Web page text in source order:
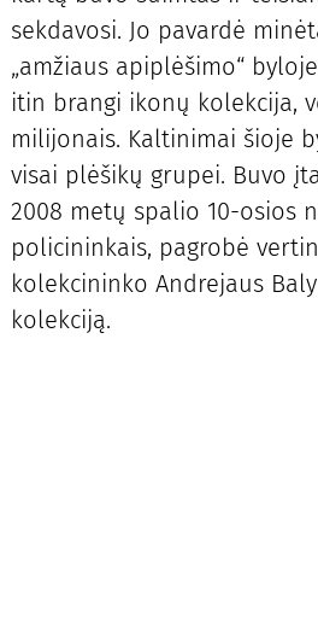
sekdavosi. Jo pavardė
„amžiaus apiplėšimo“
itin brangi ikonų kolekcija,
milijonais. Kaltinimai šioje
visai plėšikų grupei. Buvo
2008 metų spalio 10-osios
policininkais, pagrobė
kolekcininko Andrejaus
kolekciją.